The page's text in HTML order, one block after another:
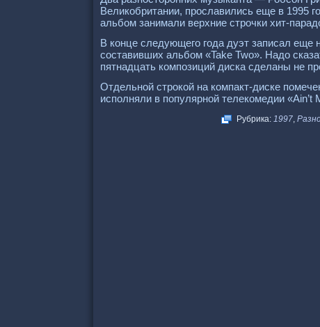
Великобритании, прославились еще в 1995
альбом занимали верхние строчки хит-
В конце следующего года дуэт записал еще
составивших альбом «Take Two». Надо
пятнадцать композиций диска сделаны не
Отдельной строкой на компакт-диске
исполняли в популярной телекомедии «Ain’t
Рубрика: 1997,